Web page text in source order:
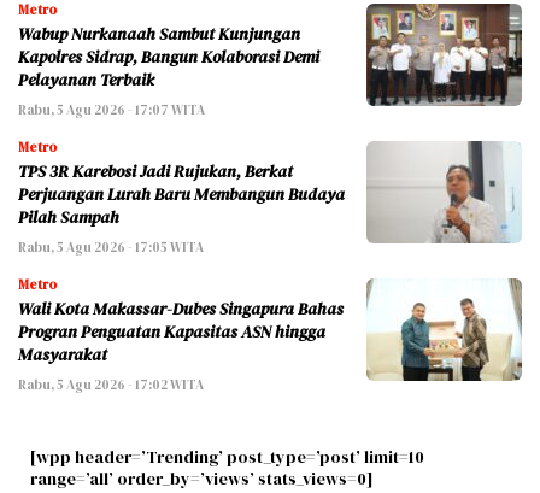
Metro
Wabup Nurkanaah Sambut Kunjungan
Kapolres Sidrap, Bangun Kolaborasi Demi
Pelayanan Terbaik
Rabu, 5 Agu 2026 - 17:07 WITA
Metro
TPS 3R Karebosi Jadi Rujukan, Berkat
Perjuangan Lurah Baru Membangun Budaya
Pilah Sampah
Rabu, 5 Agu 2026 - 17:05 WITA
Metro
Wali Kota Makassar-Dubes Singapura Bahas
Progran Penguatan Kapasitas ASN hingga
Masyarakat
Rabu, 5 Agu 2026 - 17:02 WITA
[wpp header=’Trending’ post_type=’post’ limit=10
range=’all’ order_by=’views’ stats_views=0]